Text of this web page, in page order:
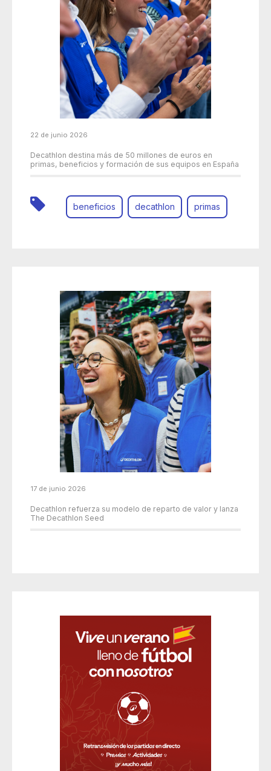
22 de junio 2026
Decathlon destina más de 50 millones de euros en
primas, beneficios y formación de sus equipos en España
beneficios decathlon primas
17 de junio 2026
Decathlon refuerza su modelo de reparto de valor y lanza
The Decathlon Seed